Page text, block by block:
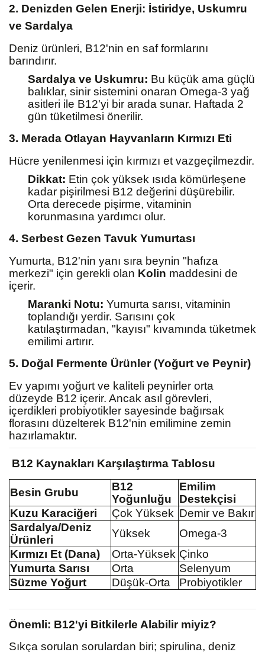
2. Denizden Gelen Enerji: İstiridye, Uskumru
ve Sardalya
Deniz ürünleri, B12'nin en saf formlarını
barındırır.
Sardalya ve Uskumru: Bu küçük ama güçlü
balıklar, sinir sistemini onaran Omega-3 yağ
asitleri ile B12'yi bir arada sunar. Haftada 2
gün tüketilmesi önerilir.
3. Merada Otlayan Hayvanların Kırmızı Eti
Hücre yenilenmesi için kırmızı et vazgeçilmezdir.
Dikkat: Etin çok yüksek ısıda kömürleşene
kadar pişirilmesi B12 değerini düşürebilir.
Orta derecede pişirme, vitaminin
korunmasına yardımcı olur.
4. Serbest Gezen Tavuk Yumurtası
Yumurta, B12'nin yanı sıra beynin "hafıza
merkezi" için gerekli olan Kolin maddesini de
içerir.
Maranki Notu: Yumurta sarısı, vitaminin
toplandığı yerdir. Sarısını çok
katılaştırmadan, "kayısı" kıvamında tüketmek
emilimi artırır.
5. Doğal Fermente Ürünler (Yoğurt ve Peynir)
Ev yapımı yoğurt ve kaliteli peynirler orta
düzeyde B12 içerir. Ancak asıl görevleri,
içerdikleri probiyotikler sayesinde bağırsak
florasını düzelterek B12'nin emilimine zemin
hazırlamaktır.
B12 Kaynakları Karşılaştırma Tablosu
Besin Grubu
B12
Yoğunluğu
Emilim
Destekçisi
Kuzu Karaciğeri
Çok Yüksek Demir ve Bakır
Sardalya/Deniz
Ürünleri
Yüksek
Omega-3
Kırmızı Et (Dana)
Orta-Yüksek Çinko
Yumurta Sarısı
Orta
Selenyum
Süzme Yoğurt
Düşük-Orta Probiyotikler
Önemli: B12'yi Bitkilerle Alabilir miyiz?
Sıkça sorulan sorulardan biri; spirulina, deniz